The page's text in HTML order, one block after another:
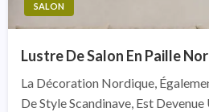
SALON
Lustre De Salon En Paille
La Décoration Nordique,
De Style Scandinave, Est Devenue